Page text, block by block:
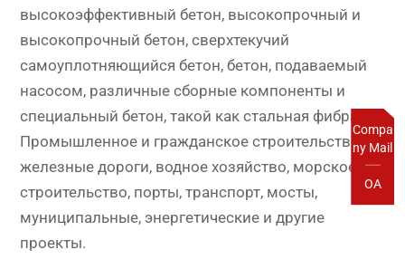
Compa
ny Mail
OA
высокоэффективный бетон, высокопрочный и
высокопрочный бетон, сверхтекучий
самоуплотняющийся бетон, бетон, подаваемый
насосом, различные сборные компоненты и
специальный бетон, такой как стальная фибра.
Промышленное и гражданское строительство,
железные дороги, водное хозяйство, морское
строительство, порты, транспорт, мосты,
муниципальные, энергетические и другие
проекты.